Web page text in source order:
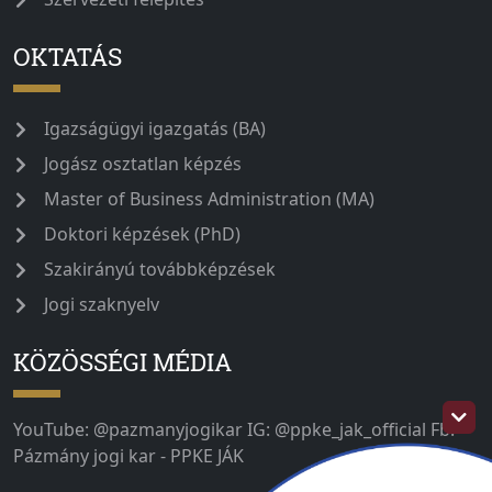
OKTATÁS
Igazságügyi igazgatás (BA)
Jogász osztatlan képzés
Master of Business Administration (MA)
Doktori képzések (PhD)
Szakirányú továbbképzések
Jogi szaknyelv
KÖZÖSSÉGI MÉDIA
YouTube: @pazmanyjogikar IG: @ppke_jak_official Fb:
Pázmány jogi kar - PPKE JÁK